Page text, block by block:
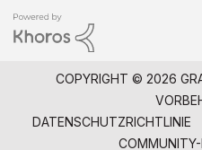
COPYRIGHT © 2026
DATENSCHUTZRICHTLINIE